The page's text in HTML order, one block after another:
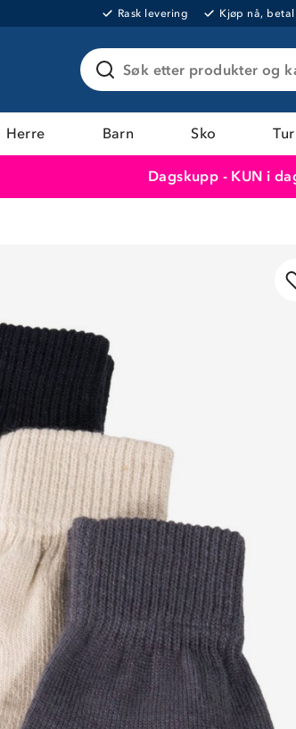
Rask levering Kjøp nå,
Søk etter produkter og
Herre Barn Sko
Dagskupp - KUN i